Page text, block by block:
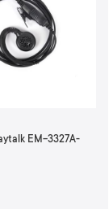
ю
EM-3327A-